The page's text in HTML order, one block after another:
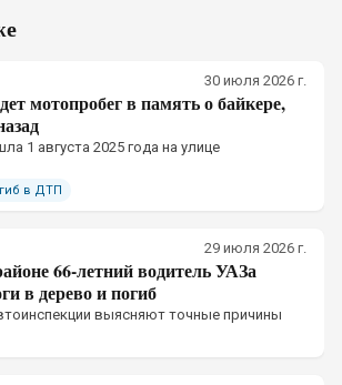
30 июля 2026 г.
мотопробег в память о байкере,
1 августа 2025 года на улице
в ДТП
29 июля 2026 г.
66-летний водитель УАЗа
в дерево и погиб
выясняют точные причины